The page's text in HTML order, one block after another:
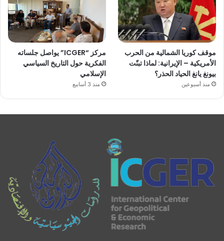
موقف كوريا الشمالية من الحرب
الأمريكية – الإيرانية: لماذا تبنّت
بيونغ يانغ الحياد الحذر؟
منذ أسبوعين
مركز “ICGER” يواصل جلساته
الفكرية حول التاريخ السياسي
الإسلامي
منذ 3 أسابيع